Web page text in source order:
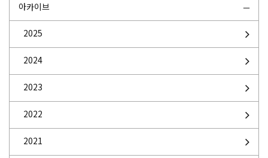
아카이브
2025
2024
2023
2022
2021